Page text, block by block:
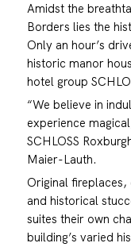
Amidst the
Borders lies the
Only an hour’s
historic manor
hotel group
“We believe in
experience
SCHLOSS
Maier-Lauth.
Original fireplaces,
and historical
suites their own
building’s varied